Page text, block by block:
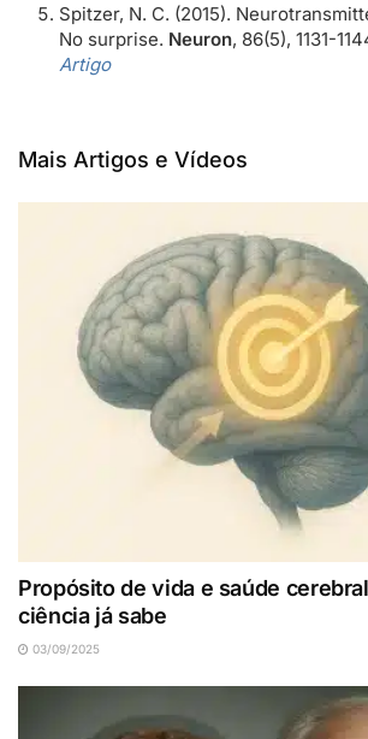
Spitzer, N. C. (2015).
No surprise. Neuron, 86(5), 1131-
Artigo
Mais Artigos e Vídeos
Propósito de vida e saúde
ciência já sabe
03/09/2025